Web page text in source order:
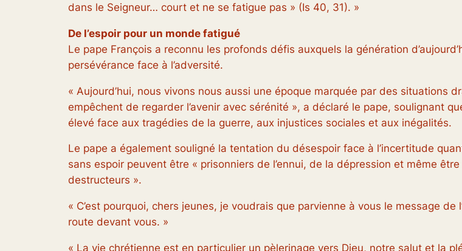
dans le Seigneur… court et ne se fatigue pas » (Is 40, 31). »
De l’espoir pour un monde fatigué
Le pape François a reconnu les profonds défis auxquels la génération
persévérance face à l’adversité.
« Aujourd’hui, nous vivons nous aussi une époque marquée par des situations
empêchent de regarder l’avenir avec sérénité », a déclaré le pape, soulignant
élevé face aux tragédies de la guerre, aux injustices sociales et aux inégalités.
Le pape a également souligné la tentation du désespoir face à l’incertitude
sans espoir peuvent être « prisonniers de l’ennui, de la dépression et même
destructeurs ».
« C’est pourquoi, chers jeunes, je voudrais que parvienne à vous le message de
route devant vous. »
« La vie chrétienne est en particulier un pèlerinage vers Dieu, notre salut et la